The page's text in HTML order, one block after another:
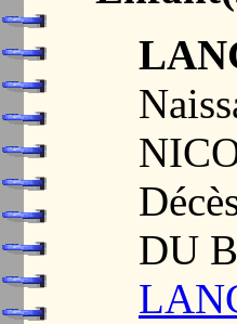
DU